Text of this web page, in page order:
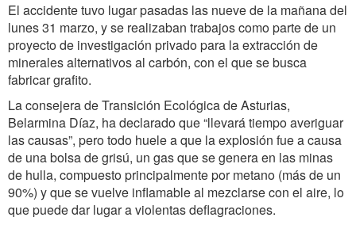
El accidente tuvo lugar pasadas las nueve de la mañana del
lunes 31 marzo, y se realizaban trabajos como parte de un
proyecto de investigación privado para la extracción de
minerales alternativos al carbón, con el que se busca
fabricar grafito.
La consejera de Transición Ecológica de Asturias,
Belarmina Díaz, ha declarado que “llevará tiempo averiguar
las causas”, pero todo huele a que la explosión fue a causa
de una bolsa de grisú, un gas que se genera en las minas
de hulla, compuesto principalmente por metano (más de un
90%) y que se vuelve inflamable al mezclarse con el aire, lo
que puede dar lugar a violentas deflagraciones.